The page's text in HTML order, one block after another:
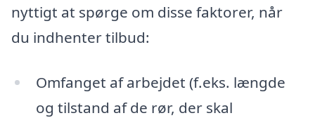
nyttigt at spørge om disse faktorer, når
du indhenter tilbud:
Omfanget af arbejdet (f.eks. længde
og tilstand af de rør, der skal